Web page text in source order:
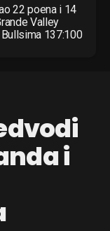
22 poena i 14
Valley
137:100
i